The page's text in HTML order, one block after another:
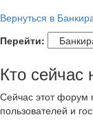
Вернуться в
Перейти:
Кто
Сейчас этот форум
пользователей и